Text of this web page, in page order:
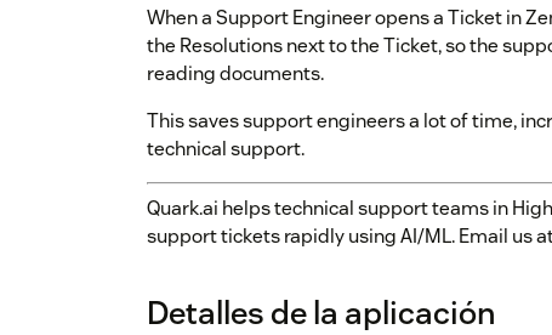
When a Support Engineer opens a Ticket in
the Resolutions next to the Ticket, so the
reading documents.
This saves support engineers a lot of time,
technical support.
Quark.ai helps technical support teams in
support tickets rapidly using AI/ML. Email us
Detalles de la aplicación